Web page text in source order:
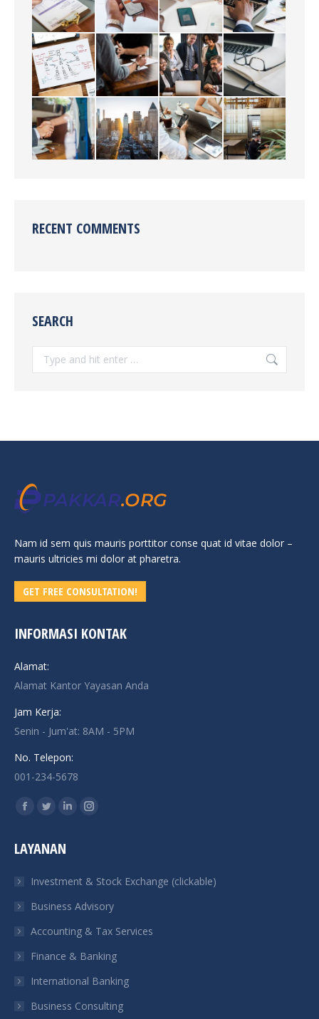
RECENT COMMENTS
SEARCH
Search:
Nam id sem quis mauris porttitor conse quat id vitae dolor –
mauris ultricies mi dolor at pharetra.
GET FREE CONSULTATION!
INFORMASI KONTAK
Alamat:
Alamat Kantor Yayasan Anda
Jam Kerja:
Senin - Jum'at: 8AM - 5PM
No. Telepon:
001-234-5678
Find us on:
Facebook
opens
new
window
Twitter
opens
new
window
Linkedin
new
window
Instagram
new
window
LAYANAN
Investment & Stock Exchange (clickable)
Business Advisory
Accounting & Tax Services
Finance & Banking
International Banking
Business Consulting